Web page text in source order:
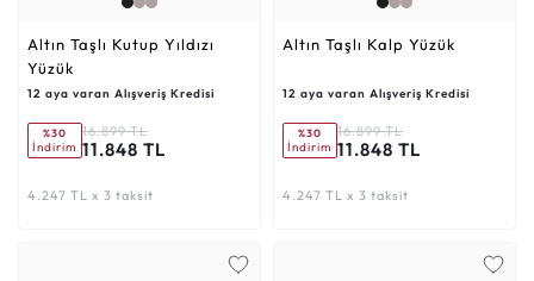
Altın Taşlı Kutup Yıldızı
Yüzük
12 aya varan Alışveriş Kredisi
%30
İndirim
16.899 TL
11.848 TL
4.247 TL x 3 taksit
Altın Taşlı Kalp Yüzük
12 aya varan Alışveriş Kredisi
%30
İndirim
16.899 TL
11.848 TL
4.247 TL x 3 taksit